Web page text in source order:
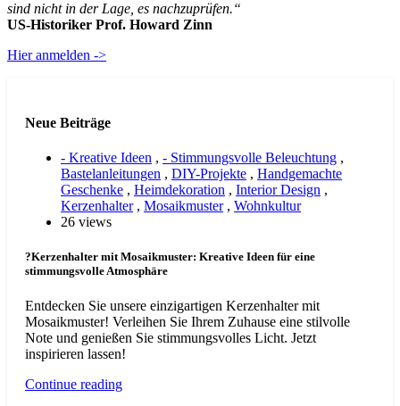
sind nicht in der Lage, es nachzuprüfen.“
US-Historiker Prof. Howard Zinn
Hier anmelden ->
Neue Beiträge
- Kreative Ideen , - Stimmungsvolle Beleuchtung ,
Bastelanleitungen , DIY-Projekte , Handgemachte
Geschenke , Heimdekoration , Interior Design ,
Kerzenhalter, Mosaikmuster, Wohnkultur
26 views
?Kerzenhalter mit Mosaikmuster: Kreative Ideen für eine
stimmungsvolle Atmosphäre
Entdecken Sie unsere einzigartigen Kerzenhalter mit
Mosaikmuster! Verleihen Sie Ihrem Zuhause eine stilvolle
Note und genießen Sie stimmungsvolles Licht. Jetzt
inspirieren lassen!
Continue reading